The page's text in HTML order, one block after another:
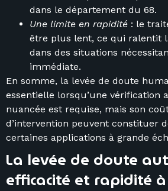
dans le département du 68.
Une limite en rapidité : le
être plus lent, ce qui ralentit
dans des situations
immédiate.
En somme, la levée de doute
essentielle lorsqu’une vérification
nuancée est requise, mais son
d’intervention peuvent constituer
certaines applications à grande
La levée de doute
efficacité et rapidité